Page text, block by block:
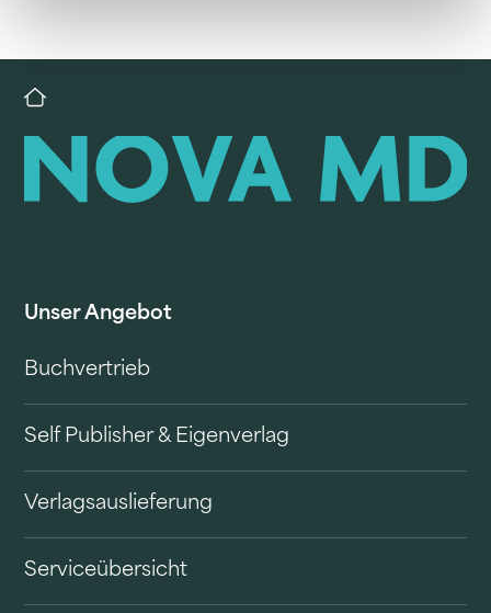
Unser Angebot
Buchvertrieb
Self Publisher & Eigenverlag
Verlagsauslieferung
Serviceübersicht